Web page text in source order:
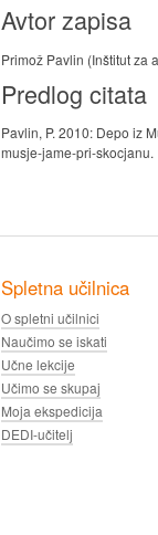
Avtor zapisa
Primož Pavlin (Inštitut za
Predlog citata
Pavlin, P. 2010: Depo iz
musje-jame-pri-skocjanu.
Spletna učilnica
O spletni učilnici
Naučimo se iskati
Učne lekcije
Učimo se skupaj
Moja ekspedicija
DEDI-učitelj